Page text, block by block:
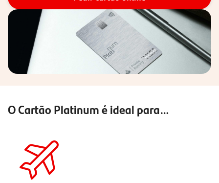
O Cartão Platinum é ideal para…